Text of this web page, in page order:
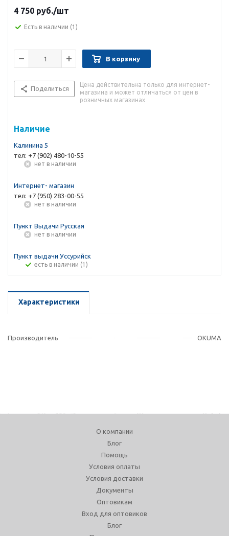
4 750 руб./шт
Есть в наличии (1)
В корзину
Поделиться
Цена действительна только для интернет-
магазина и может отличаться от цен в
розничных магазинах
Наличие
Калинина 5
тел: +7 (902) 480-10-55
Нет в наличии
Интернет- магазин
тел: +7 (950) 283-00-55
Нет в наличии
Пункт Выдачи Русская
Нет в наличии
Пункт выдачи Уссурийск
Есть в наличии (1)
Характеристики
Производитель OKUMA
О компании
Блог
Помощь
Условия оплаты
Условия доставки
Документы
Оптовикам
Вход для оптовиков
Блог